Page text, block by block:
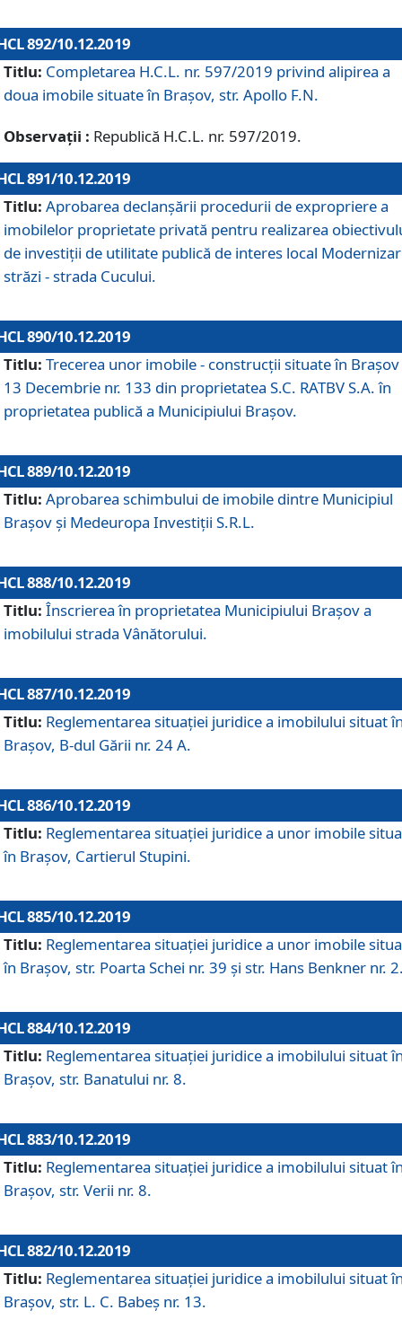
892/10.12.2019
Titlu: Completarea H.C.L. nr. 597/2019 privind alipirea a
doua imobile situate în Brașov, str. Apollo F.N.
Observații : Republică H.C.L. nr. 597/2019.
891/10.12.2019
Titlu: Aprobarea declanșării procedurii de expropriere a
imobilelor proprietate privată pentru realizarea
de investiții de utilitate publică de interes local
străzi - strada Cucului.
890/10.12.2019
Titlu: Trecerea unor imobile - construcții situate în Brașov
13 Decembrie nr. 133 din proprietatea S.C. RATBV S.A. în
proprietatea publică a Municipiului Brașov.
889/10.12.2019
Titlu: Aprobarea schimbului de imobile dintre Municipiul
Brașov și Medeuropa Investiții S.R.L.
888/10.12.2019
Titlu: Înscrierea în proprietatea Municipiului Braşov a
imobilului strada Vânătorului.
887/10.12.2019
Titlu: Reglementarea situației juridice a imobilului situat
Brașov, B-dul Gării nr. 24 A.
886/10.12.2019
Titlu: Reglementarea situaţiei juridice a unor imobile
în Braşov, Cartierul Stupini.
885/10.12.2019
Titlu: Reglementarea situației juridice a unor imobile
în Brașov, str. Poarta Schei nr. 39 și str. Hans Benkner nr.
884/10.12.2019
Titlu: Reglementarea situației juridice a imobilului situat
Brașov, str. Banatului nr. 8.
883/10.12.2019
Titlu: Reglementarea situației juridice a imobilului situat
Brașov, str. Verii nr. 8.
882/10.12.2019
Titlu: Reglementarea situației juridice a imobilului situat
Brașov, str. L. C. Babeș nr. 13.